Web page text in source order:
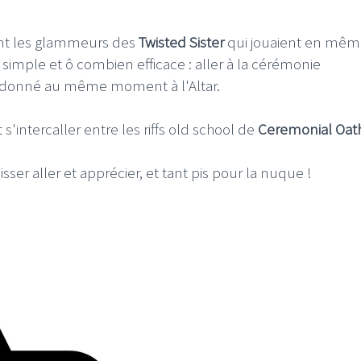
les glammeurs des Twisted Sisterqui jouaient en
et ô combien efficace : aller à la cérémonie
au même moment à l'Altar.
entre les riffs old school de Ceremonial
aller et apprécier, et tant pis pour la nuque !